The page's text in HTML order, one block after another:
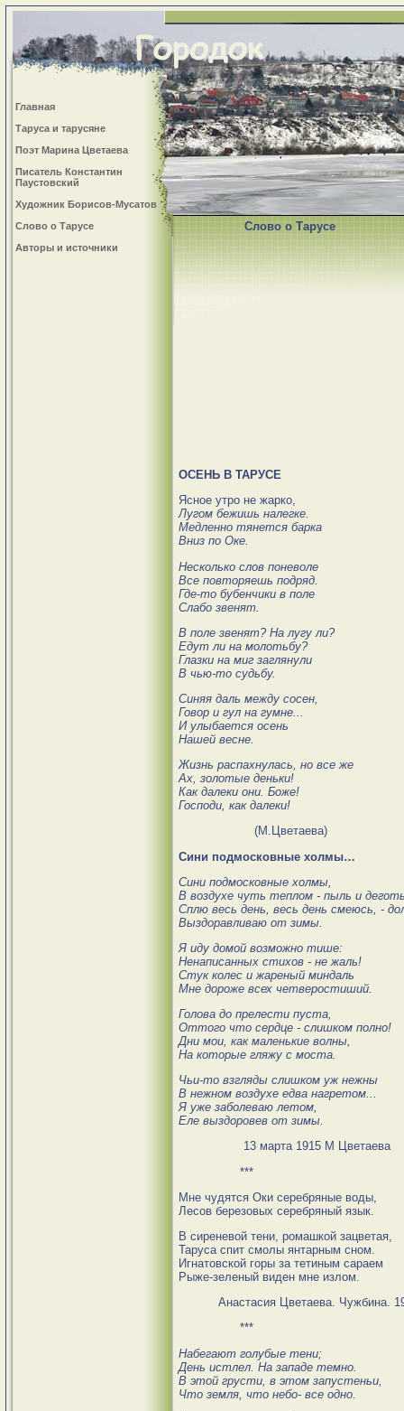
Главная
Таруса и тарусяне
Поэт Марина Цветаева
Писатель Константин
Паустовский
Художник Борисов-Мусатов
Слово о Тарусе
Авторы и источники
Слово о Тарусе
ОСЕНЬ В ТАРУСЕ
Ясное утро не жарко,
Лугом бежишь налегке.
Медленно тянется барка
Вниз по Оке.
Несколько слов поневоле
Все повторяешь подряд
Где-то бубенчики в поле
Слабо звенят
В поле звенят? На лугу ли?
Едут ли на молотьбу?
Глазки на миг заглянули
В чью-то судьбу.
Синяя даль между сосен
Говор и гул на гумне
И улыбается осень
Нашей весне
Жизнь распахнулась, но все же
Ах, золотые деньки!
Как далеки они. Боже!
Господи, как далеки!
(М.Цветаева)
Сини подмосковные холмы…
Сини подмосковные холмы,
В воздухе чуть теплом - пыль и
Сплю весь день, весь день смеюсь, -
Выздоравливаю от зимы.
Я иду домой возможно тише:
Ненаписанных стихов - не жаль!
Стук колес и жареный миндаль
Мне дороже всех четверостиший.
Голова до прелести пуста,
Оттого что сердце - слишком полно!
Дни мои, как маленькие волны,
На которые гляжу с моста.
Чьи-то взгляды слишком уж нежны
В нежном воздухе едва нагретом...
Я уже заболеваю летом,
Еле выздоровев от зимы.
13 марта 1915 М Цветаева
***
Мне чудятся Оки серебряные воды,
Лесов березовых серебряный язык.
В сиреневой тени, ромашкой зацветая,
Таруса спит смолы янтарным сном.
Игнатовской горы за тетиным сараем
Рыже-зеленый виден мне излом.
Анастасия Цветаева. Чужбина.
***
Набегают голубые тени;
День истлел. На западе темно.
В этой грусти, в этом запустеньи,
Что земля, что небо- все одно.